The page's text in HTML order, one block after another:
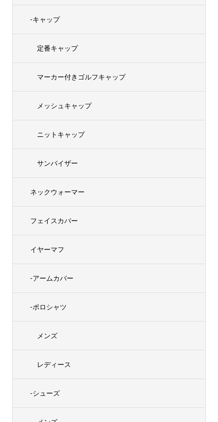
-キャップ
定番キャップ
マーカー付きゴルフキャップ
メッシュキャップ
ニットキャップ
サンバイザー
ネックウォーマー
フェイスカバー
イヤーマフ
-アームカバー
-ポロシャツ
メンズ
レディース
-シューズ